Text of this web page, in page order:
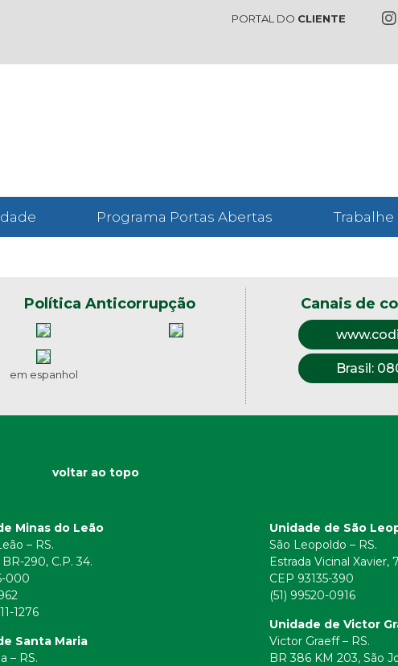
PORTAL DO CLIENTE
Programa Portas Abertas Trabalhe
Política Anticorrupção
em espanhol
Canais de
Brasil:
voltar ao topo
Minas do Leão
– RS.
290, C.P. 34.
000
1276
Santa Maria
– RS.
Unidade de São
São Leopoldo – RS.
Estrada Vicinal Xavier,
CEP 93135-390
(51) 99520-0916
Unidade de Victor
Victor Graeff – RS.
BR 386 KM 203, São